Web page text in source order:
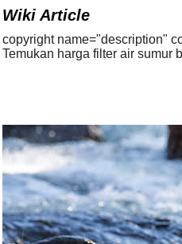
Wiki Article
copyright name="description"
Temukan harga filter air sumur